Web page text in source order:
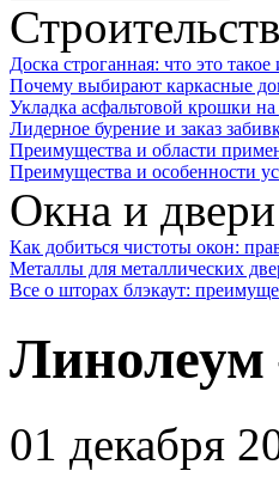
Доска строганная: что это
Почему выбирают каркасные
Укладка асфальтовой крошки
Лидерное бурение и заказ
Преимущества и области
Преимущества и особенности
Окна и двери
Как добиться чистоты окон:
Металлы для металлических
Все о шторах блэкаут:
Линолеум
01 декабря